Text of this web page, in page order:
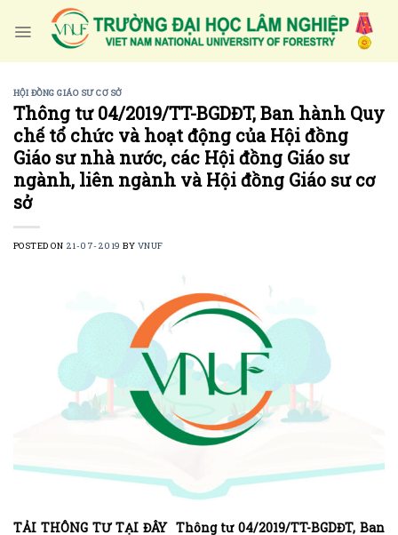
HỘI ĐỒNG GIÁO SƯ CƠ SỞ
Thông tư 04/2019/TT-BGDĐT, Ban hành Quy
chế tổ chức và hoạt động của Hội đồng
Giáo sư nhà nước, các Hội đồng Giáo sư
ngành, liên ngành và Hội đồng Giáo sư cơ
sở
POSTED ON 21-07-2019 BY VNUF
TẢI THÔNG TƯ TẠI ĐÂY Thông tư 04/2019/TT-BGDĐT, Ban